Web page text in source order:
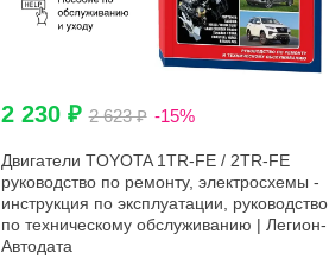
2 230 ₽2 623 ₽ -15%
Двигатели TOYOTA 1TR-FE / 2TR-FE
руководство по ремонту, электросхемы -
инструкция по эксплуатации, руководство
по техническому обслуживанию | Легион-
Aвтодата